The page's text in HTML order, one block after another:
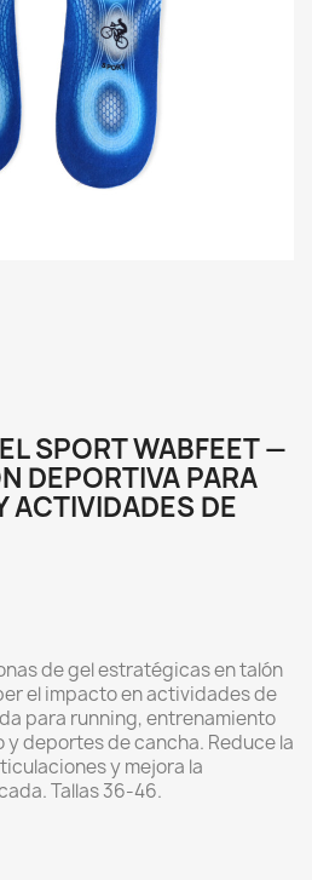
SPORT WABFEET —
DEPORTIVA PARA
ACTIVIDADES DE
de gel estratégicas en talón
el impacto en actividades de
para running, entrenamiento
deportes de cancha. Reduce la
y mejora la
Tallas 36-46.